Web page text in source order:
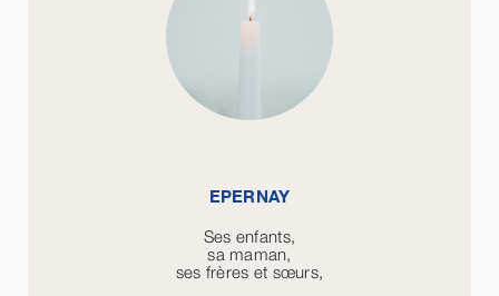
EPERNAY
Ses enfants,
sa maman,
ses frères et sœurs,